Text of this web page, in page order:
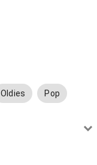
Oldies Pop